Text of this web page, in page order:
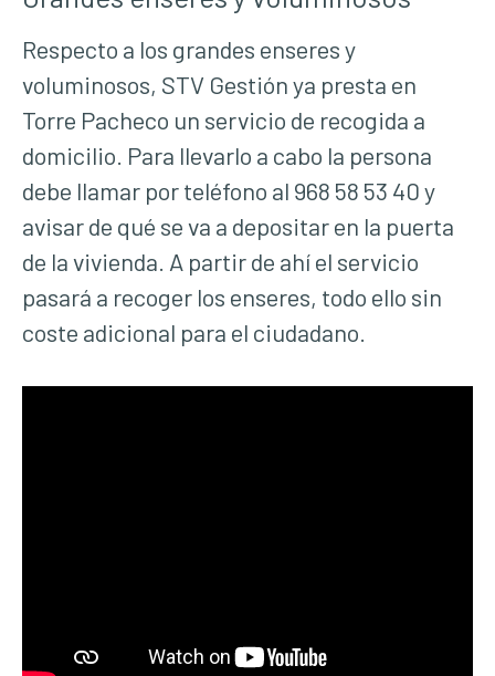
Respecto a los grandes enseres y
voluminosos, STV Gestión ya presta en
Torre Pacheco un servicio de recogida a
domicilio. Para llevarlo a cabo la persona
debe llamar por teléfono al 968 58 53 40 y
avisar de qué se va a depositar en la puerta
de la vivienda. A partir de ahí el servicio
pasará a recoger los enseres, todo ello sin
coste adicional para el ciudadano.